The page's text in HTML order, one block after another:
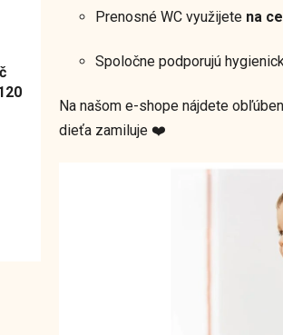
Prenosné WC využijete na
Spoločne podporujú
Na našom e-shope nájdete
dieťa zamiluje ❤️